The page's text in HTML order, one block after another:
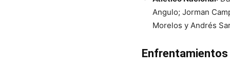
Angulo; Jorman
Morelos y Andrés